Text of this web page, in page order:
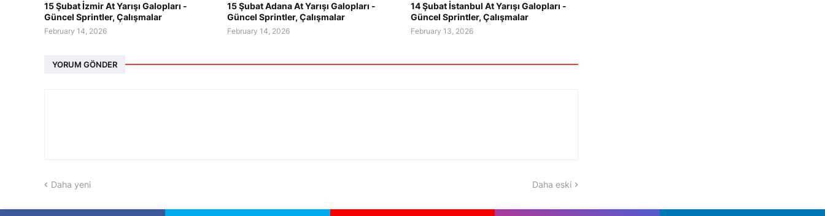
15 Şubat İzmir At Yarışı Galopları -
Güncel Sprintler, Çalışmalar
February 14, 2026
15 Şubat Adana At Yarışı Galopları -
Güncel Sprintler, Çalışmalar
February 14, 2026
14 Şubat İstanbul At Yarışı Galopları -
Güncel Sprintler, Çalışmalar
February 13, 2026
YORUM GÖNDER
Daha yeni Daha eski